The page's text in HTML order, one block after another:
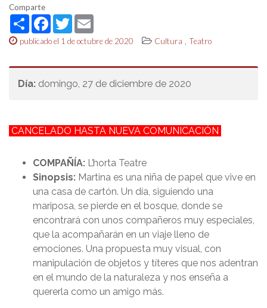
Comparte
ShareFacebook
Twitter
publicado el 1 de octubre de 2020 Cultura Teatro
Día: domingo, 27 de diciembre de 2020
CANCELADO HASTA NUEVA COMUNICACIÓN
COMPAÑÍA: L’horta Teatre
Sinopsis: Martina es una niña de papel que vive en
una casa de cartón. Un día, siguiendo una
mariposa, se pierde en el bosque, donde se
encontrará con unos compañeros muy especiales,
que la acompañarán en un viaje lleno de
emociones. Una propuesta muy visual, con
manipulación de objetos y títeres que nos adentran
en el mundo de la naturaleza y nos enseña a
quererla como un amigo más.